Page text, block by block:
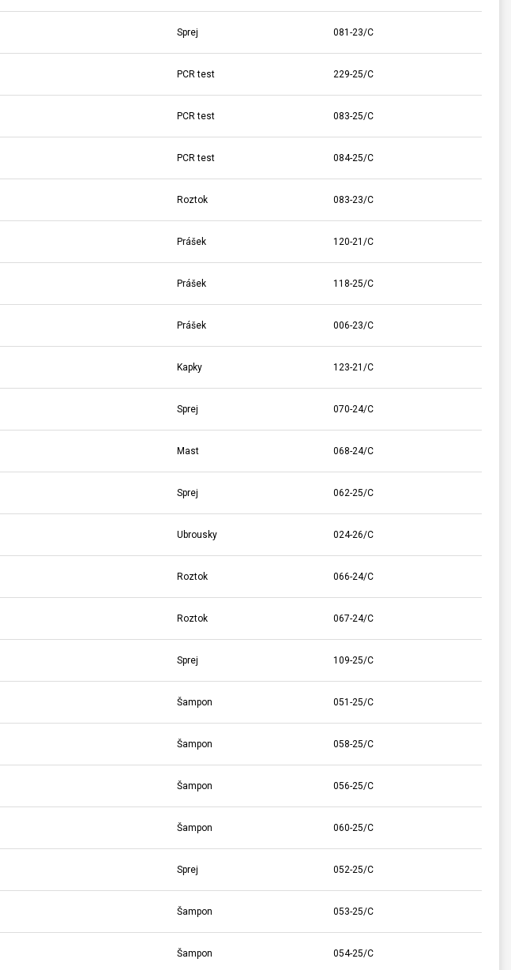
Sprej 081-23/C
PCR test 229-25/C
PCR test 083-25/C
PCR test 084-25/C
Roztok 083-23/C
Prášek 120-21/C
Prášek 118-25/C
Prášek 006-23/C
Kapky 123-21/C
Sprej 070-24/C
Mast 068-24/C
Sprej 062-25/C
Ubrousky 024-26/C
Roztok 066-24/C
Roztok 067-24/C
Sprej 109-25/C
Šampon 051-25/C
Šampon 058-25/C
Šampon 056-25/C
Šampon 060-25/C
Sprej 052-25/C
Šampon 053-25/C
Šampon 054-25/C